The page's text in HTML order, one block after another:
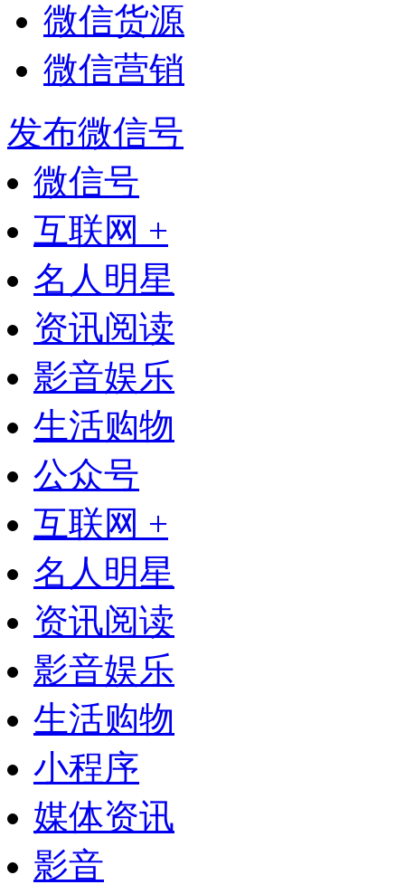
微信货源
微信营销
发布微信号
微信号
互联网 +
名人明星
资讯阅读
影音娱乐
生活购物
公众号
互联网 +
名人明星
资讯阅读
影音娱乐
生活购物
小程序
媒体资讯
影音